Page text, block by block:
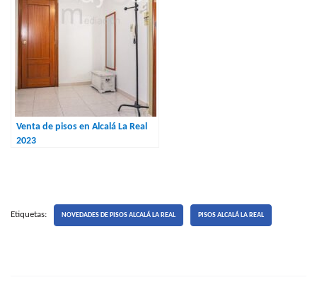
Venta de pisos en Alcalá La Real
2023
Etiquetas: NOVEDADES DE PISOS ALCALÁ LA REAL PISOS ALCALÁ LA REAL